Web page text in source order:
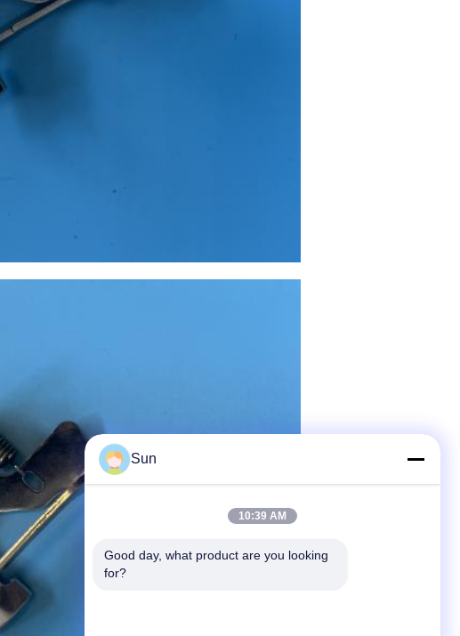
Sun
10:39 AM
Good day, what product are you looking
for?